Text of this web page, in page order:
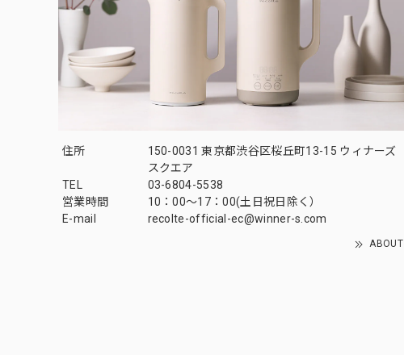
住所
150-0031 東京都渋谷区桜丘町13-15 ウィナーズ
スクエア
TEL
03-6804-5538
営業時間
10：00〜17：00(土日祝日除く）
E-mail
recolte-official-ec@winner-s.com
ABOUT